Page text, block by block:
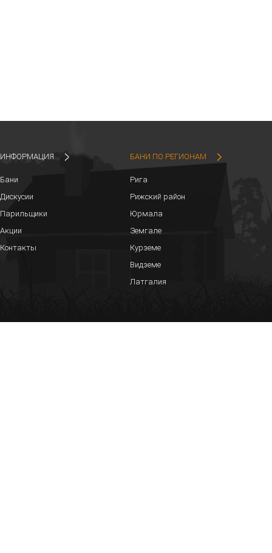
ИНФОРМАЦИЯ
Бани
Дискусии
Парильщики
Акции
Контакты
БАНИ ПО РЕГИОНАМ
Рига
Рижский район
Юрмала
Земгале
Курземе
Видземе
Латгалия